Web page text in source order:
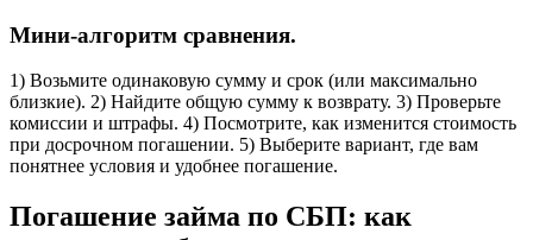
Мини-алгоритм сравнения.
1) Возьмите одинаковую сумму и срок (или максимально
близкие). 2) Найдите общую сумму к возврату. 3) Проверьте
комиссии и штрафы. 4) Посмотрите, как изменится стоимость
при досрочном погашении. 5) Выберите вариант, где вам
понятнее условия и удобнее погашение.
Погашение займа по СБП: как